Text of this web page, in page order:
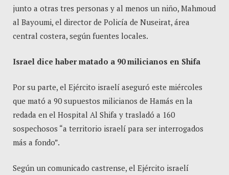
junto a otras tres personas y al menos un niño, Mahmoud
al Bayoumi, el director de Policía de Nuseirat, área
central costera, según fuentes locales.
Israel dice haber matado a 90 milicianos en Shifa
Por su parte, el Ejército israelí aseguró este miércoles
que mató a 90 supuestos milicianos de Hamás en la
redada en el Hospital Al Shifa y trasladó a 160
sospechosos “a territorio israelí para ser interrogados
más a fondo”.
Según un comunicado castrense, el Ejército israelí